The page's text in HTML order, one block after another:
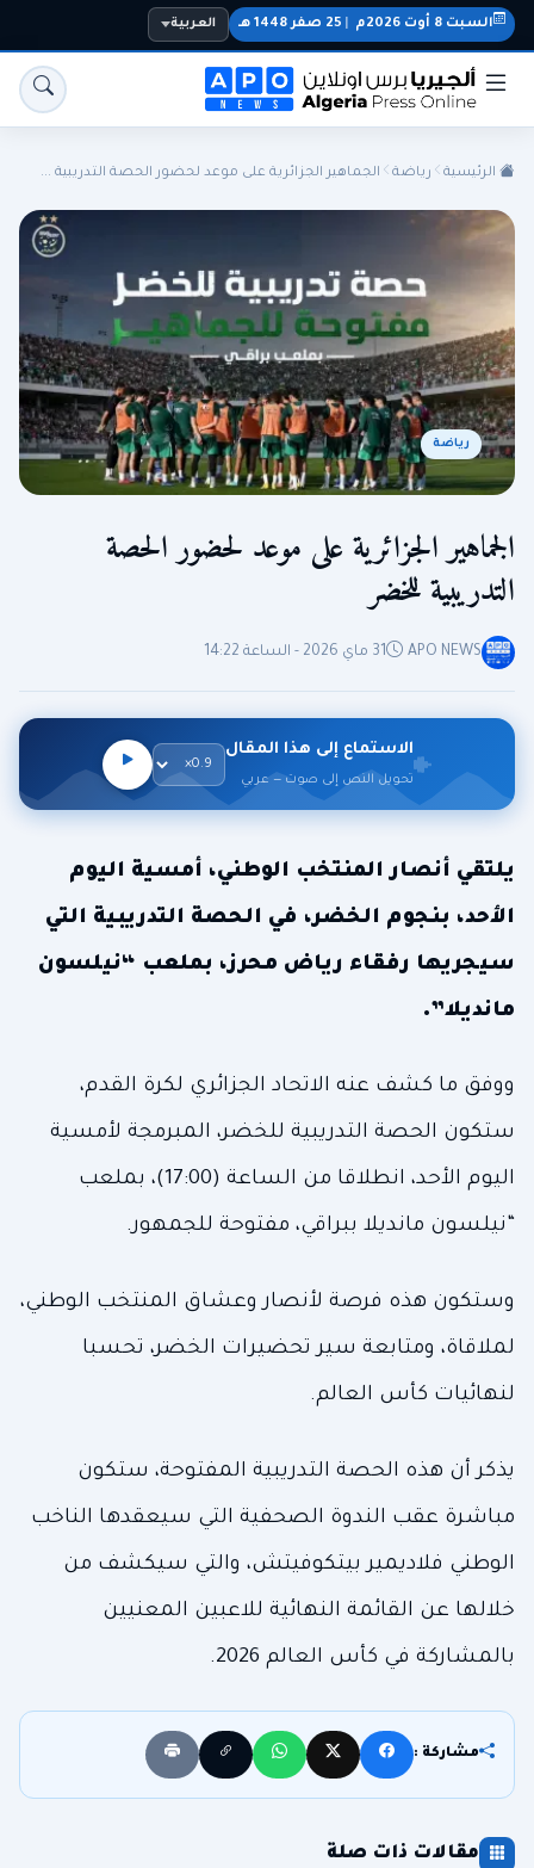
الجزائر الجالية المنتخب الوطني سياسة
اقتصاد رياضة
السبت 8 أوت 2026م 25 صفر 1448 هـ العربية
الرئيسية رياضة الجماهير الجزائرية على موعد لحضور الحصة التدريبية ...
رياضة
الجماهير الجزائرية على موعد لحضور الحصة
التدريبية للخضر
APO NEWS 31 ماي 2026 - الساعة 14:22
الاستماع إلى هذا المقال
تحويل النص إلى صوت — عربي
يلتقي أنصار المنتخب الوطني، أمسية اليوم
الأحد، بنجوم الخضر، في الحصة التدريبية التي
سيجريها رفقاء رياض محرز، بملعب “نيلسون
مانديلا”.
ووفق ما كشف عنه الاتحاد الجزائري لكرة القدم،
ستكون الحصة التدريبية للخضر، المبرمجة لأمسية
اليوم الأحد، انطلاقا من الساعة (17:00)، بملعب
“نيلسون مانديلا ببراقي، مفتوحة للجمهور.
وستكون هذه فرصة لأنصار وعشاق المنتخب الوطني،
لملاقاة، ومتابعة سير تحضيرات الخضر، تحسبا
لنهائيات كأس العالم.
يذكر أن هذه الحصة التدريبية المفتوحة، ستكون
مباشرة عقب الندوة الصحفية التي سيعقدها الناخب
الوطني فلاديمير بيتكوفيتش، والتي سيكشف من
خلالها عن القائمة النهائية للاعبين المعنيين
بالمشاركة في كأس العالم 2026.
مشاركة :
مقالات ذات صلة